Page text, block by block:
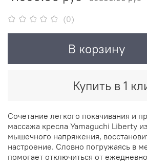
(0)
В корзину
Купить в 1
Сочетание легкого покачивания и
массажа кресла Yamaguchi Liberty
мышечного напряжения,
настроение. Словно погружаясь в
помогает отключиться от